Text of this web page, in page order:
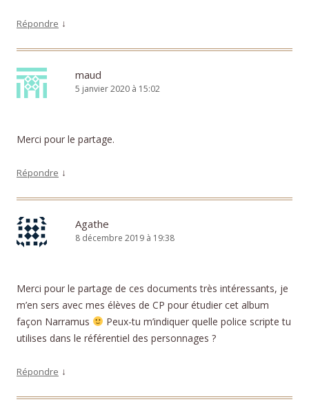
Répondre ↓
maud
5 janvier 2020 à 15:02
Merci pour le partage.
Répondre ↓
Agathe
8 décembre 2019 à 19:38
Merci pour le partage de ces documents très intéressants, je
m’en sers avec mes élèves de CP pour étudier cet album
façon Narramus
Peux-tu m’indiquer quelle police scripte tu
utilises dans le référentiel des personnages ?
Répondre ↓